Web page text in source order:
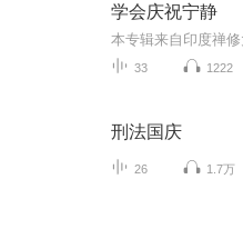
学会庆祝宁静
33 1222
刑法国庆
26 1.7万